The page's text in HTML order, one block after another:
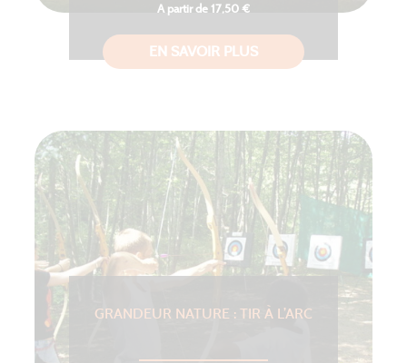
A partir de 17,50 €
EN SAVOIR PLUS
GRANDEUR NATURE : TIR À L’ARC